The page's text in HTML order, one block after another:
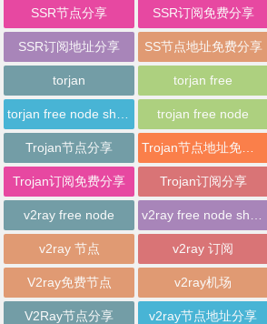
SSR节点分享 SSR订阅免费分享
SSR订阅地址分享 SS节点地址免费分享
torjan torjan free
trojan free node
Trojan节点分享
Trojan订阅免费分享 Trojan订阅分享
v2ray free node
v2ray 节点 v2ray 订阅
V2ray免费节点 v2ray机场
V2Ray节点分享 v2ray节点地址分享